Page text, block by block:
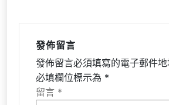
發佈留言
發佈留言必須填寫的電子郵件地
必填欄位標示為 *
留言 *